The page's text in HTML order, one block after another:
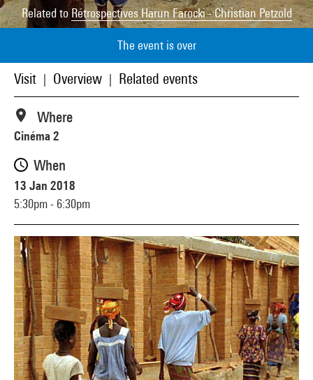
Related toRétrospectives Harun Farocki - Christian Petzold
The event is over
Visit Overview Related events
Where
Cinéma 2
When
13 Jan 2018
5:30pm - 6:30pm